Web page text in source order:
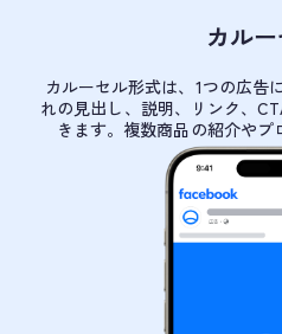
カル
カルーセル形式は、1つの広告
れの見出し、説明、リンク、
きます。複数商品の紹介やプ